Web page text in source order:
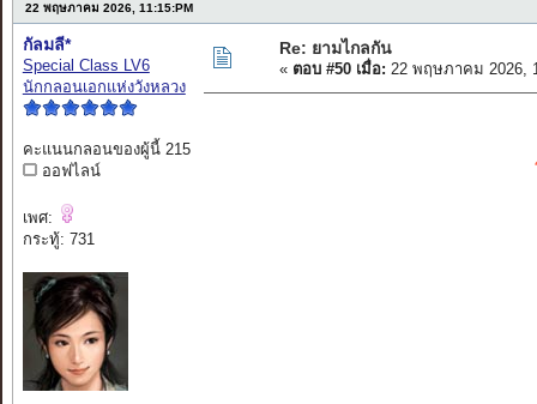
22 พฤษภาคม 2026, 11:15:PM
กัลมลี*
Special Class LV6
นักกลอนเอกแห่งวังหลวง
คะแนนกลอนของผู้นี้ 215
ออฟไลน์
เพศ:
กระทู้: 731
Re: ยามไกลกัน
« ตอบ #50 เมื่อ: 22 พฤษภาคม 2026,